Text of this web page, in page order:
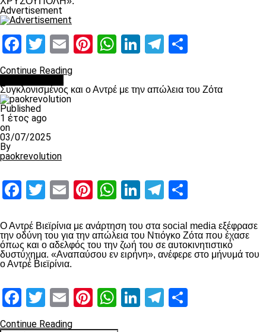
Advertisement
Facebook
Twitter
EmailPinterest
WhatsApp
LinkedIn
Telegram
Continue Reading
Συγκλονισμένος και ο Αντρέ με την απώλεια του Ζότα
Published
1 έτος ago
on
03/07/2025
By
paokrevolution
Facebook
Twitter
EmailPinterest
WhatsApp
LinkedIn
Telegram
Ο Αντρέ Βιεϊρίνια με ανάρτηση του στα social media εξέφρασε
την οδύνη του για την απώλεια του Ντιόγκο Ζότα που έχασε
όπως και ο αδελφός του την ζωή του σε αυτοκινητιστικό
δυστύχημα. «Αναπαύσου εν ειρήνη», ανέφερε στο μήνυμά του
ο Αντρέ Βιεϊρίνια.
Facebook
Twitter
EmailPinterest
WhatsApp
LinkedIn
Telegram
Continue Reading